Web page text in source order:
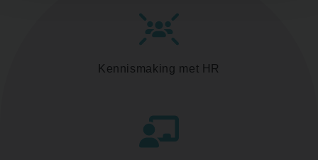
Kennismaking met HR